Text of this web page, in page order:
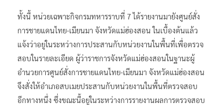
ทั้งนี้ หน่วยเฉพาะกิจกรมทหารราบที่ 7 ได้รายงานมายังศูนย์สั่ง
การชายแดนไทย-เมียนมา จังหวัดแม่ฮ่องสอน​ ในเบื้องต้นแล้ว
แจ้งว่าอยู่ในระหว่างการประสานกับหน่วยงานในพื้นที่เพื่อตรวจ
สอบในรายละเอียด ผู้ว่าราชการจังหวัดแม่ฮ่องสอนในฐานะผู้
อำนวยการศูนย์สั่งการชายแดนไทย-เมียนมา​ จังหวัดแม่ฮ่องสอน​
จึงสั่งให้อำเภอสบเมยประสานกับหน่วยงานในพื้นที่ตรวจสอบ
อีกทางหนึ่ง​ ซึ่งขณะนี้อยู่ในระหว่างการรายงานผลการตรวจสอบ